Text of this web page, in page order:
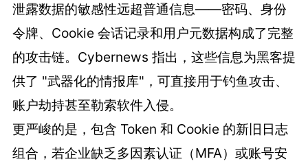
泄露数据的敏感性远超普通信息——密码、身份
令牌、Cookie 会话记录和用户元数据构成了完整
的攻击链。Cybernews 指出，这些信息为黑客提
供了 "武器化的情报库"，可直接用于钓鱼攻击、
账户劫持甚至勒索软件入侵。
更严峻的是，包含 Token 和 Cookie 的新旧日志
组合，若企业缺乏多因素认证（MFA）或账号安